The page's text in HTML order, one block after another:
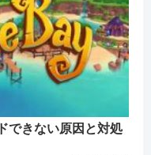
できない原因と対処